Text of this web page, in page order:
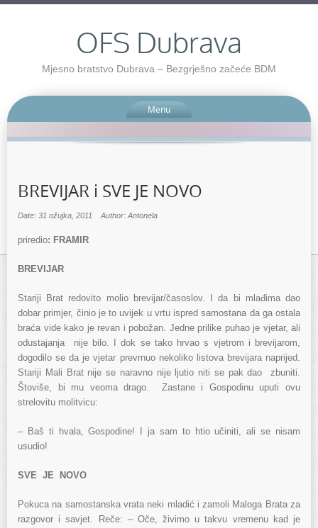
OFS Dubrava
Mjesno bratstvo Dubrava – Bezgrješno začeće BDM
Menu
BREVIJAR i SVE JE NOVO
Date: 31 ožujka, 2011 Author: Antonela
priredio: FRAMIR
BREVIJAR
Stariji Brat redovito molio brevijar/časoslov. I da bi mlađima dao
dobar primjer, činio je to uvijek u vrtu ispred samostana da ga ostala
braća vide kako je revan i pobožan. Jedne prilike puhao je vjetar, ali
odustajanja nije bilo. I dok se tako hrvao s vjetrom i brevijarom,
dogodilo se da je vjetar prevrnuo nekoliko listova brevijara naprijed.
Stariji Mali Brat nije se naravno nije ljutio niti se pak dao zbuniti.
Štoviše, bi mu veoma drago. Zastane i Gospodinu uputi ovu
strelovitu molitvicu:
– Baš ti hvala, Gospodine! I ja sam to htio učiniti, ali se nisam
usudio!
SVE JE NOVO
Pokuca na samostanska vrata neki mladić i zamoli Maloga Brata za
razgovor i savjet. Reče: – Oče, živimo u takvu vremenu kad je